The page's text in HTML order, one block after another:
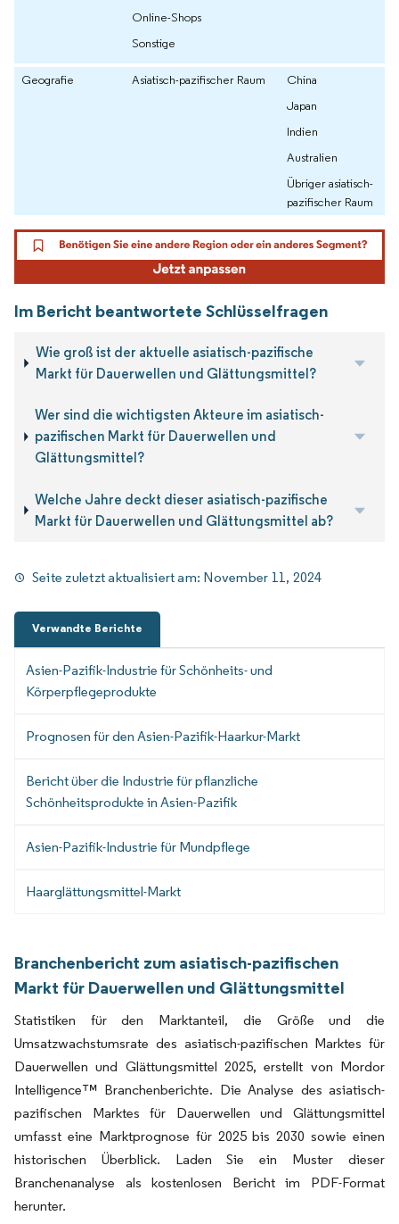
Online-Shops
Sonstige
Geografie Asiatisch-pazifischer Raum
China
Japan
Indien
Australien
Übriger asiatisch-
pazifischer Raum
Im Bericht beantwortete Schlüsselfragen
Wie groß ist der aktuelle asiatisch-pazifische
Markt für Dauerwellen und Glättungsmittel?
Wer sind die wichtigsten Akteure im asiatisch-
pazifischen Markt für Dauerwellen und
Glättungsmittel?
Welche Jahre deckt dieser asiatisch-pazifische
Markt für Dauerwellen und Glättungsmittel ab?
Seite zuletzt aktualisiert am: November 11, 2024
Verwandte Berichte
Asien-Pazifik-Industrie für Schönheits- und
Körperpflegeprodukte
Prognosen für den Asien-Pazifik-Haarkur-Markt
Bericht über die Industrie für pflanzliche
Schönheitsprodukte in Asien-Pazifik
Asien-Pazifik-Industrie für Mundpflege
Haarglättungsmittel-Markt
Branchenbericht zum asiatisch-pazifischen
Markt für Dauerwellen und Glättungsmittel
Statistiken für den Marktanteil, die Größe und die
Umsatzwachstumsrate des asiatisch-pazifischen Marktes für
Dauerwellen und Glättungsmittel 2025, erstellt von Mordor
Intelligence™ Branchenberichte. Die Analyse des asiatisch-
pazifischen Marktes für Dauerwellen und Glättungsmittel
umfasst eine Marktprognose für 2025 bis 2030 sowie einen
historischen Überblick. Laden Sie ein Muster dieser
Branchenanalyse als kostenlosen Bericht im PDF-Format
herunter.